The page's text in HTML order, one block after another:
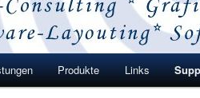
Produkte Links